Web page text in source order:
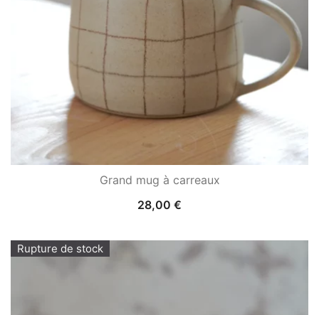
Grand mug à carreaux
28,00 €
Rupture de stock